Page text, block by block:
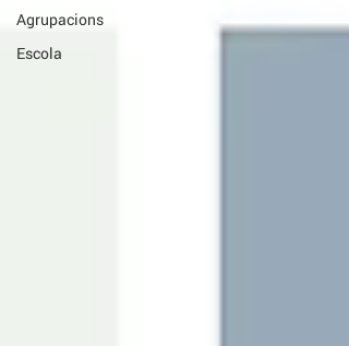
Agrupacions
Escola